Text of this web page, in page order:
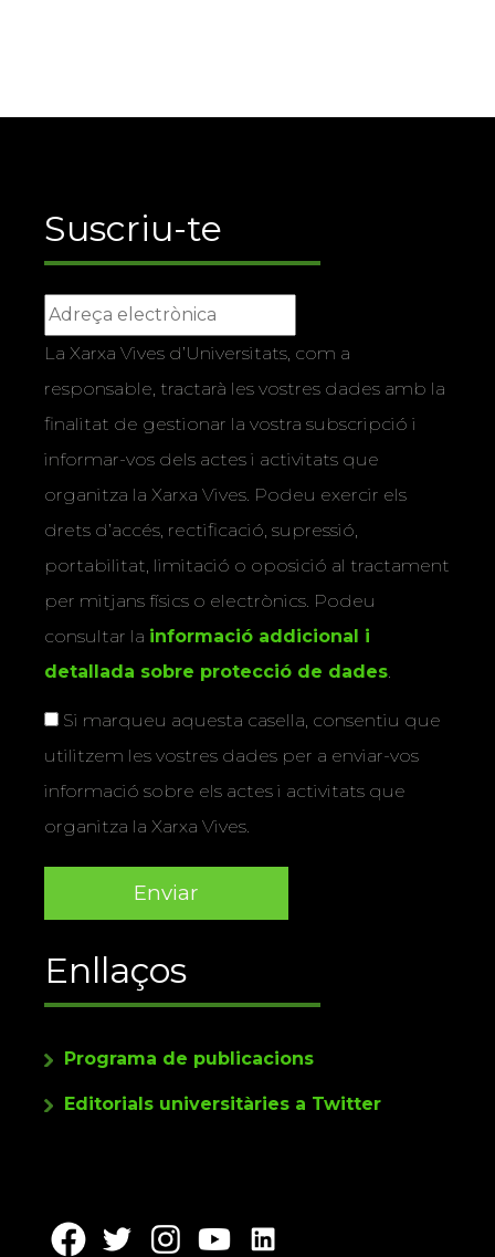
Suscriu-te
La Xarxa Vives d’Universitats, com a
responsable, tractarà les vostres dades amb la
finalitat de gestionar la vostra subscripció i
informar-vos dels actes i activitats que
organitza la Xarxa Vives. Podeu exercir els
drets d’accés, rectificació, supressió,
portabilitat, limitació o oposició al tractament
per mitjans físics o electrònics. Podeu
consultar la informació addicional i
detallada sobre protecció de dades.
Si marqueu aquesta casella, consentiu que
utilitzem les vostres dades per a enviar-vos
informació sobre els actes i activitats que
organitza la Xarxa Vives.
Enllaços
Programa de publicacions
Editorials universitàries a Twitter